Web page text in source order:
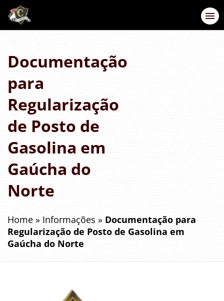
Documentação
para
Regularização
de Posto de
Gasolina em
Gaúcha do
Norte
Home » Informações » Documentação para
Regularização de Posto de Gasolina em
Gaúcha do Norte